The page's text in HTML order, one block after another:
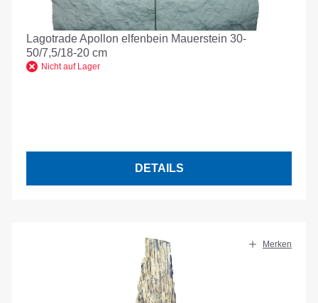
Lagotrade Apollon elfenbein Mauerstein 30-
50/7,5/18-20 cm
Nicht auf Lager
DETAILS
Merken